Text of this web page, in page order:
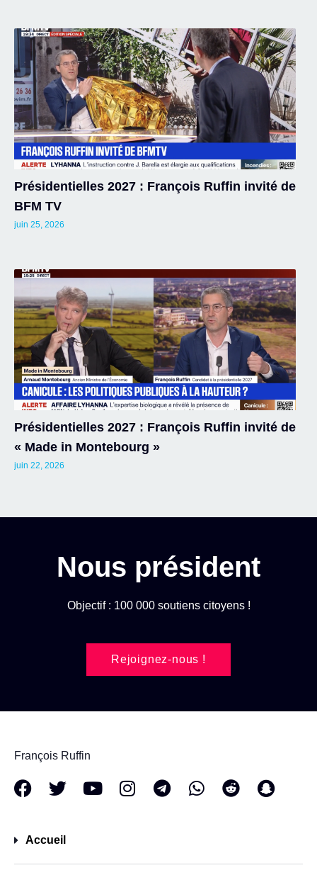
Présidentielles 2027 : François Ruffin invité de
BFM TV
juin 25, 2026
Présidentielles 2027 : François Ruffin invité de
« Made in Montebourg »
juin 22, 2026
Nous président
Objectif : 100 000 soutiens citoyens !
Rejoignez-nous !
François Ruffin
Accueil